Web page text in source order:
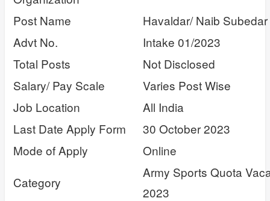
Post Name
Havaldar/ Naib
Advt No.
Intake 01/2023
Total Posts
Not Disclosed
Salary/ Pay Scale
Varies Post Wise
Job Location
All India
Last Date Apply Form
30 October 2023
Mode of Apply
Online
Category
Army Sports Quota
2023